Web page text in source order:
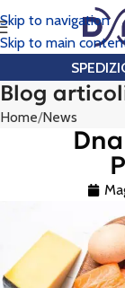
Skip to navigation
Skip to main
Blog
Home News